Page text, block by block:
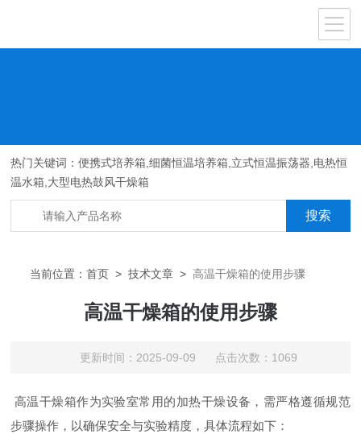
热门关键词：便携式培养箱,细菌恒温培养箱,立式恒温振荡器,电热恒
温水箱,大型电热鼓风干燥箱
当前位置：首页 >技术文章 > 高温干燥箱的使用步骤
高温干燥箱的使用步骤
更新时间：2025-09-09 点击次数：1069
高温干燥箱作为实验室常用的加热干燥设备，需严格遵循规范
步骤操作，以确保安全与实验精度，具体流程如下：